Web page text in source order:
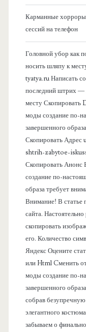
Карманные хорроры
сессий на телефон
Головной убор как
носить шляпу к
tyatya.ru Написать
последний штрих —
месту Скопировать
моды создание по-
завершенного
Скопировать
shtrih-zabytoe-
Скопировать Анонс
создание по-
образа требует
Внимание! В статье
сайта.
скопировать
его. Количество
Яндекс Оцените
или Html Cменить
моды создание по-
завершенного
собрав безупречную
элегантного
забываем о